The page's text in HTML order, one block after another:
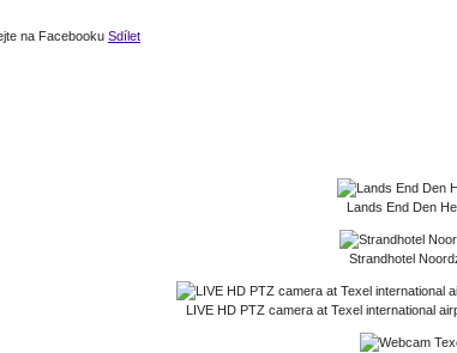
na Facebooku Sdílet
Lands End Den
Strandhotel
LIVE HD PTZ camera at Texel international